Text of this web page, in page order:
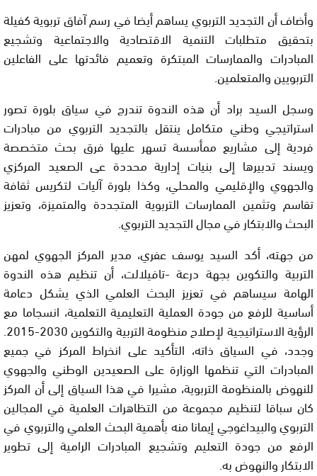
وأضاف أن التجديد التربوي يساهم أيضا في رسم آفاق تربوية كفيلة
بتحقيق متطلبات التنمية الاقتصادية والاجتماعية وتشجيع
المبادرات والممارسات المبتكرة وتعميم فائدتها على الفاعلين
التربويين والمتعلمين.
وسجل السيد براد أن هذه الندوة تندرج في سياق بلورة تصور
استراتيجي وطني متكامل ينتقل بالتجديد التربوي من مبادرات
فردية إلى مشاريع ممأسسة تسهر عليها فرق بحث متخصصة
ويسند تدبيرها إلى بنيات إدارية محددة عى الصعيد المركزي
والجهوي والإقليمي والمحلي، وكذا بلورة آليات لتكريس ثقافة
تقاسم وتثمين الممارسات التربوية المتجددة والمتميزة، وتعزيز
البحث والابتكار في مجال التجديد التربوي.
من جهته، أكد السيد يوسف عفري، مدير المركز الجهوي لمهن
التربية والتكوين بجهة درعة -تافيلالت، أن تنظيم هذه الندوة
الهامة سيساهم في تعزيز البحث العلمي الذي يشكل دعامة
أساسية للرفع من جودة العملية التعليمية التعلمية، انسجاما مع
الرؤية الاستراتيجية لإصلاح منظومة التربية والتكوين 2030-2015.
وجدد، في السياق ذاته، التأكيد على انخراط المركز في جميع
المبادرات التي تنظمها الوزارة على الصعيدين الوطني والجهوي
للنهوض بالمنظومة التربوية، مشيرا في هذا السياق إلى أن المركز
كان سباقا لتنظيم مجموعة من التظاهرات العلمية في المجالين
التربوي والبيداغوجي إيمانا منه بأهمية البحث العلمي والتربوي في
الرفع من جودة التعليم وتشجيع المبادرات الرامية إلى تطوير
الابتكار والنهوض به.